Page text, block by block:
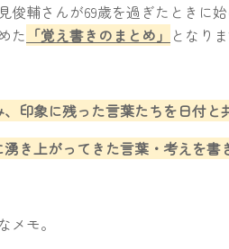
俊輔さんが69歳を過ぎたときに
た 「覚え書きのまとめ」 となりま
印象に残った言葉たちを日付と
き上がってきた言葉・考えを書
モ。